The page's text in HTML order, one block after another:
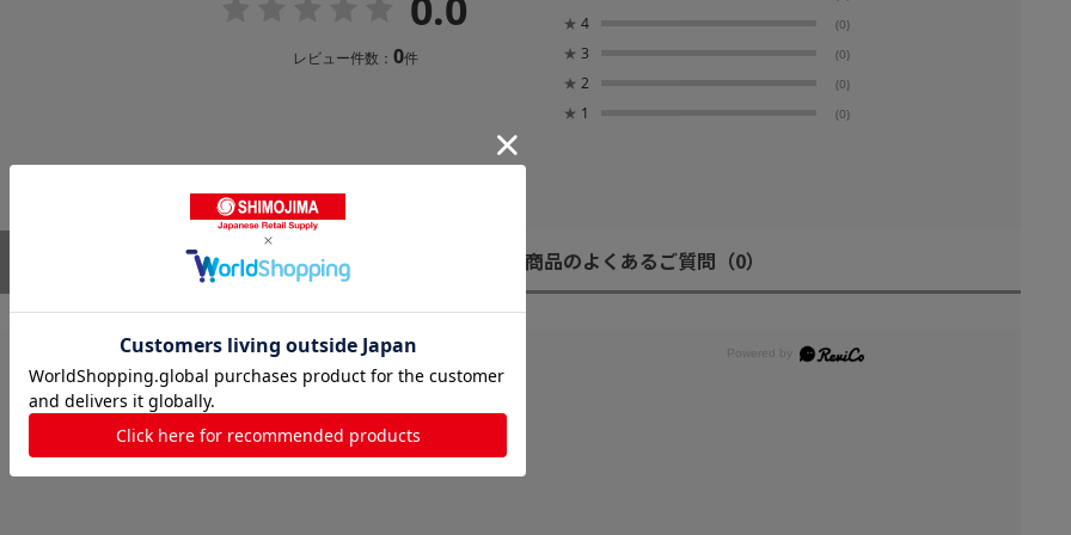
レビュー件数： 0件
★ 4 (0)
★ 3 (0)
★ 2 (0)
★ 1 (0)
商品のよくあるご質問 （0）
レビューはありません。